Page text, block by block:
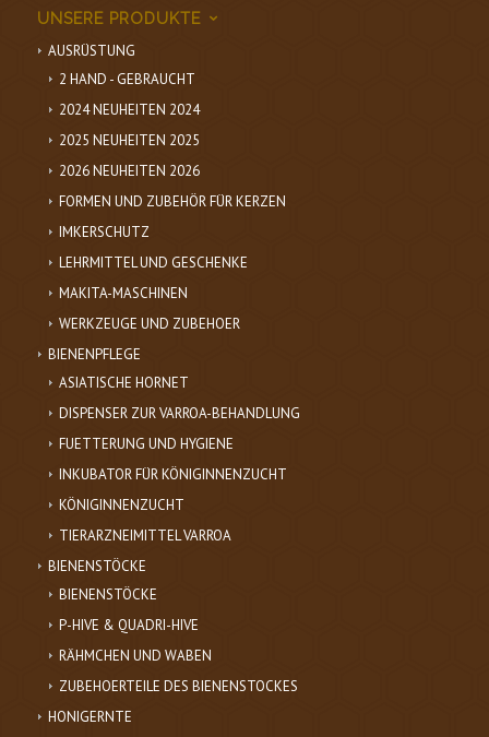
UNSERE PRODUKTE
AUSRÜSTUNG
2 HAND - GEBRAUCHT
2024 NEUHEITEN 2024
2025 NEUHEITEN 2025
2026 NEUHEITEN 2026
FORMEN UND ZUBEHÖR FÜR KERZEN
IMKERSCHUTZ
LEHRMITTEL UND GESCHENKE
MAKITA-MASCHINEN
WERKZEUGE UND ZUBEHOER
BIENENPFLEGE
ASIATISCHE HORNET
DISPENSER ZUR VARROA-BEHANDLUNG
FUETTERUNG UND HYGIENE
INKUBATOR FÜR KÖNIGINNENZUCHT
KÖNIGINNENZUCHT
TIERARZNEIMITTEL VARROA
BIENENSTÖCKE
BIENENSTÖCKE
P-HIVE & QUADRI-HIVE
RÄHMCHEN UND WABEN
ZUBEHOERTEILE DES BIENENSTOCKES
HONIGERNTE